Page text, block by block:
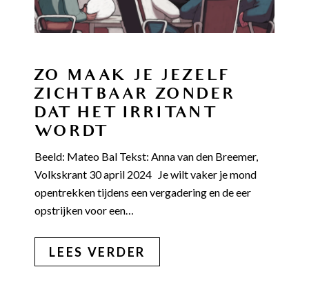
ZO MAAK JE JEZELF
ZICHTBAAR ZONDER
DAT HET IRRITANT
WORDT
Beeld: Mateo Bal Tekst: Anna van den Breemer,
Volkskrant 30 april 2024 Je wilt vaker je mond
opentrekken tijdens een vergadering en de eer
opstrijken voor een…
LEES VERDER